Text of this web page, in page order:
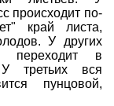
происходит по-
край листа,
У других
переходит в
третьих вся
пунцовой,